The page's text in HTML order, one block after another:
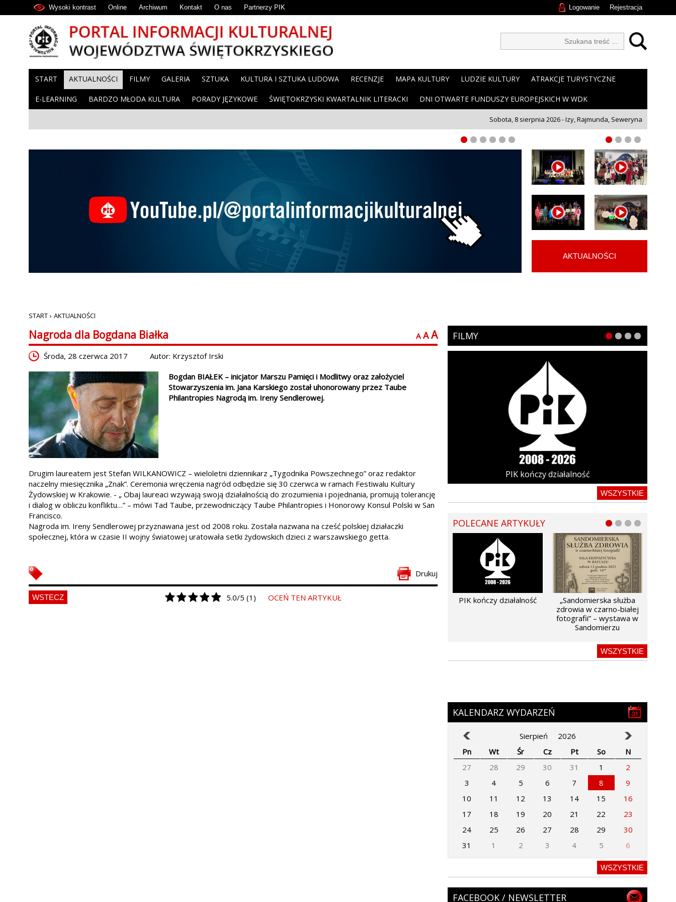
Rejestracja
Logowanie
Wysoki kontrast Online Archiwum Kontakt O nas Partnerzy PIK
START AKTUALNOŚCI FILMY GALERIA SZTUKA KULTURA I SZTUKA LUDOWA RECENZJE MAPA KULTURY LUDZIE KULTURY ATRAKCJE TURYSTYCZNE
E-LEARNING BARDZO MŁODA KULTURA PORADY JĘZYKOWE ŚWIĘTOKRZYSKI KWARTALNIK LITERACKI DNI OTWARTE FUNDUSZY EUROPEJSKICH W WDK
Sobota, 8 sierpnia 2026 - Izy, Rajmunda, Seweryna
AKTUALNOŚCI
START › AKTUALNOŚCI
Nagroda dla Bogdana Białka A A A
Środa, 28 czerwca 2017 Autor: Krzysztof Irski
Bogdan BIAŁEK – inicjator Marszu Pamięci i Modlitwy oraz założyciel
Stowarzyszenia im. Jana Karskiego został uhonorowany przez Taube
Philantropies Nagrodą im. Ireny Sendlerowej.
Drugim laureatem jest Stefan WILKANOWICZ – wieloletni dziennikarz „Tygodnika Powszechnego” oraz redaktor
naczelny miesięcznika „Znak”. Ceremonia wręczenia nagród odbędzie się 30 czerwca w ramach Festiwalu Kultury
Żydowskiej w Krakowie. - „ Obaj laureaci wzywają swoją działalnością do zrozumienia i pojednania, promują tolerancję
i dialog w obliczu konfliktu…” – mówi Tad Taube, przewodniczący Taube Philantropies i Honorowy Konsul Polski w San
Francisco.
Nagroda im. Ireny Sendlerowej przyznawana jest od 2008 roku. Została nazwana na cześć polskiej działaczki
społecznej, która w czasie II wojny światowej uratowała setki żydowskich dzieci z warszawskiego getta.
Drukuj
WSTECZ 5.0/5 (1) OCEŃ TEN ARTYKUŁ
FILMY
PIK kończy działalność
WSZYSTKIE
POLECANE ARTYKUŁY
PIK kończy działalność
„Sandomierska służba
zdrowia w czarno-białej
fotografii” – wystawa w
Sandomierzu
WSZYSTKIE
KALENDARZ WYDARZEŃ
Sierpień
2026
Pn
Wt Śr Cz Pt So
N
27
28 29 30 31 1
2
3
4 5 6 7 8
9
10
11 12 13 14 15
16
17
18 19 20 21 22
23
24
25 26 27 28 29
30
31
1 2 3 4 5 6
WSZYSTKIE
FACEBOOK / NEWSLETTER